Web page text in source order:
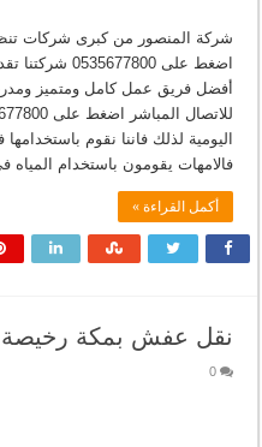
شركة المنصور من كبرى شركات
اضغط على
أفضل فريق عمل كامل ومتميز
اليومية لذلك فاننا نقوم
فالامهات يقومون باستخدام
أكمل القراءة »
نقل عفش بمكة رخيصة
0